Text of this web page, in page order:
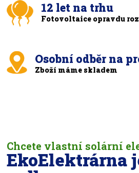
12 let na trhu
Fotovoltaice opravdu
Osobní odběr na
Zboží máme skladem
Chcete vlastní solární
EkoElektrárna